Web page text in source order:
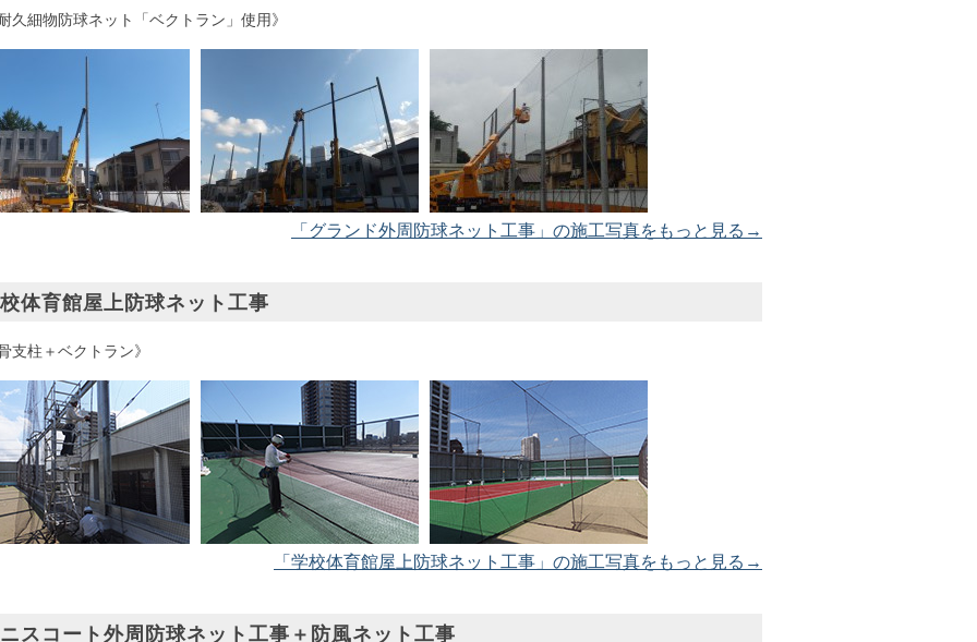
久細物防球ネット「ベクトラン」使用》
「グランド外周防球ネット工事」の施工写真をもっと見る→
体育館屋上防球ネット工事
支柱＋ベクトラン》
「学校体育館屋上防球ネット工事」の施工写真をもっと見る→
スコート外周防球ネット工事＋防風ネット工事